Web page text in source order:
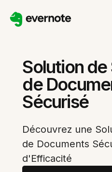
Solution de
de
Sécurisé
Découvrez une
de Documents
d'Efficacité